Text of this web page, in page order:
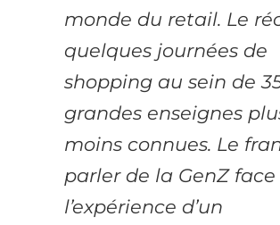
monde du retail. Le
quelques journées de
shopping au sein de
grandes enseignes
moins connues. Le
parler de la GenZ face
l’expérience d’un